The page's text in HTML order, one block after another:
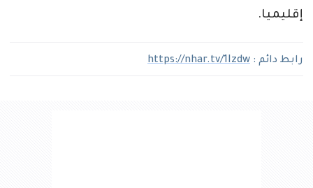
إقليميا.
رابط دائم : https://nhar.tv/1Izdw